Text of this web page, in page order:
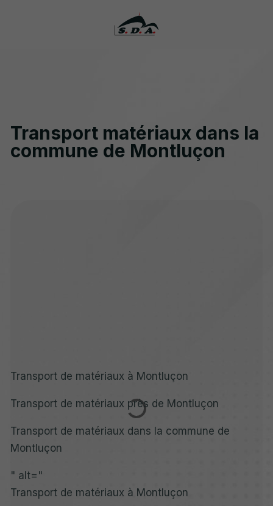
Transport matériaux dans la
commune de Montluçon
Transport de matériaux à Montluçon
Transport de matériaux près de Montluçon
Transport de matériaux dans la commune de
Montluçon
" alt="
Transport de matériaux à Montluçon